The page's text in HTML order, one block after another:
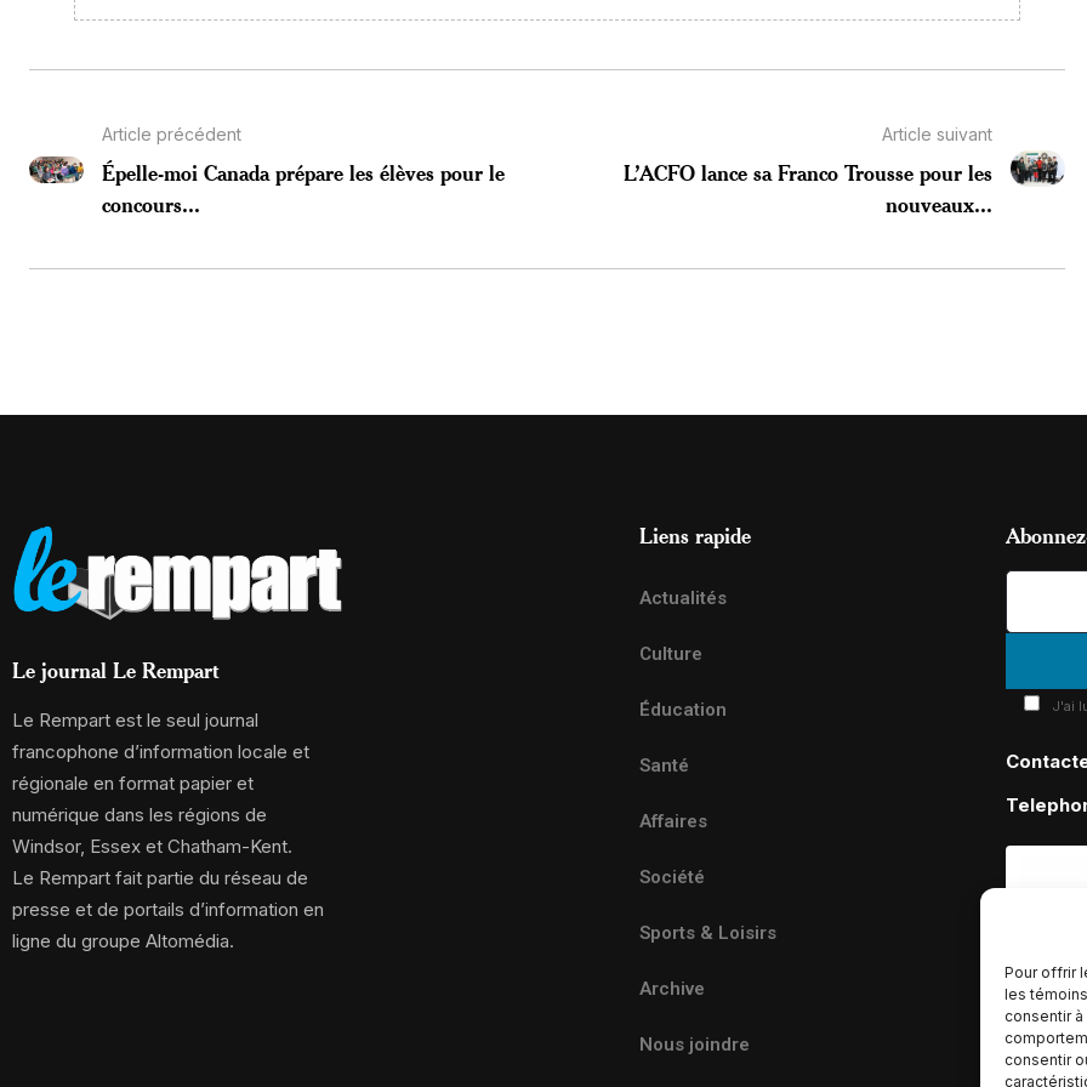
Pour offrir
les
consentir
consentir
Article précédent
Épelle-moi Canada prépare les élèves pour le
concours...
Article suivant
L’ACFO lance sa Franco Trousse pour les
nouveaux...
Le journal Le Rempart
Le Rempart est le seul journal
francophone d’information locale et
régionale en format papier et
numérique dans les régions de
Windsor, Essex et Chatham-Kent.
Le Rempart fait partie du réseau de
presse et de portails d’information en
ligne du groupe Altomédia.
Liens rapide
Actualités
Culture
Éducation
Santé
Affaires
Société
Sports & Loisirs
Archive
Nous joindre
J'ai